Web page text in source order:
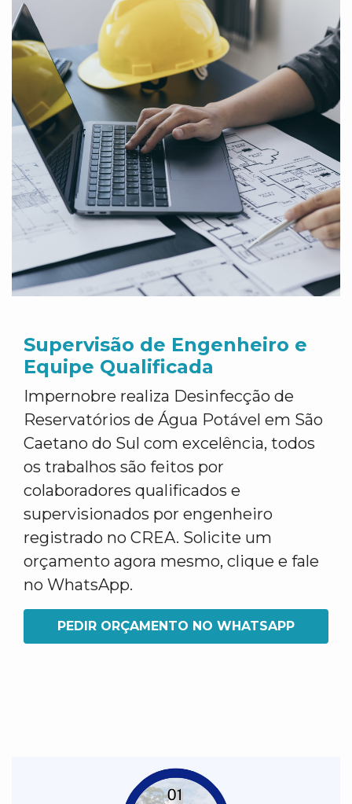
Supervisão de Engenheiro e
Equipe Qualificada
Impernobre realiza Desinfecção de
Reservatórios de Água Potável em São
Caetano do Sul com excelência, todos
os trabalhos são feitos por
colaboradores qualificados e
supervisionados por engenheiro
registrado no CREA. Solicite um
orçamento agora mesmo, clique e fale
no WhatsApp.
PEDIR ORÇAMENTO NO WHATSAPP